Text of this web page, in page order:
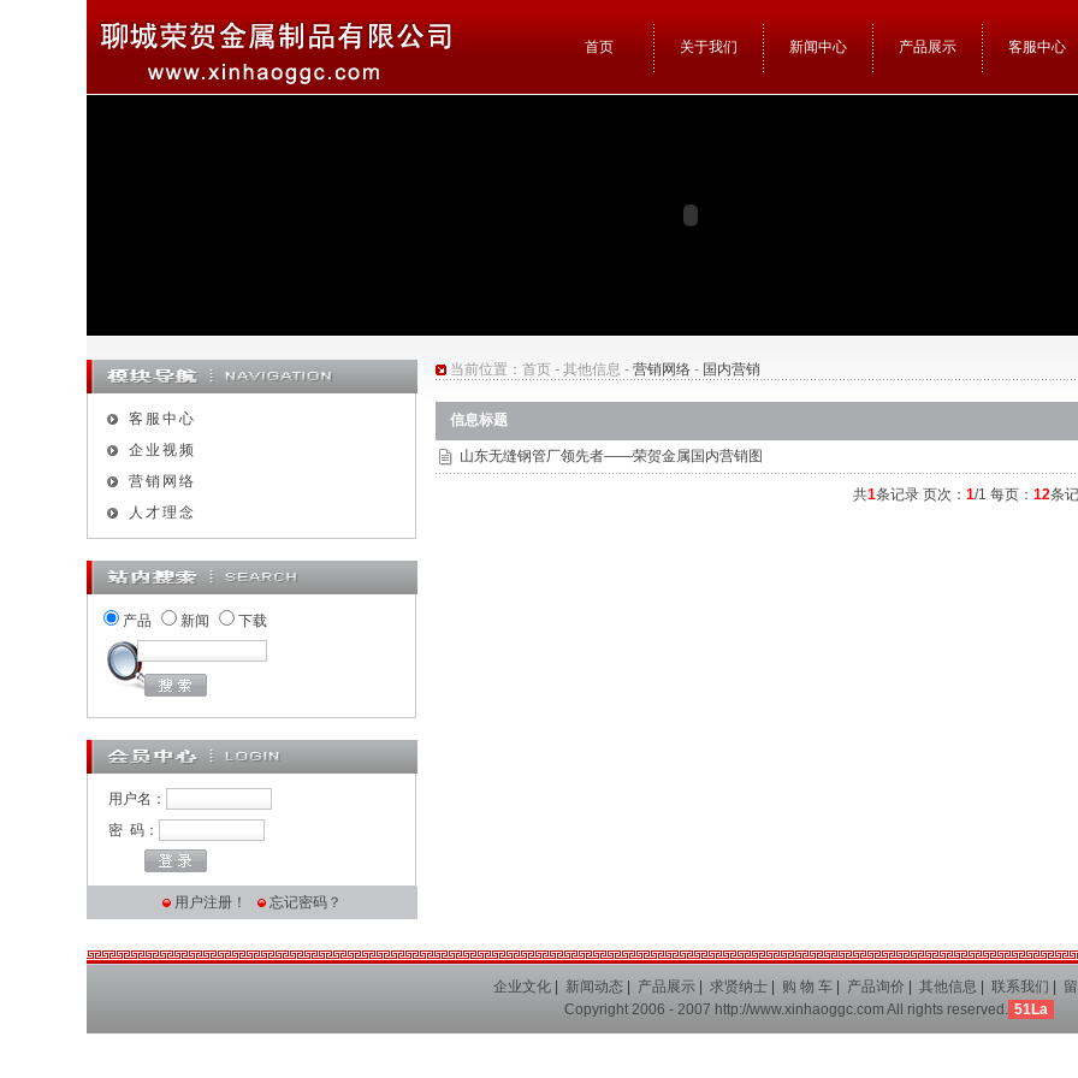
首页 关于我们 新闻中心 产品展示 客服中心
客服中心
企业视频
营销网络
人才理念
产品 新闻 下载
用户名：
密 码：
用户注册！ 忘记密码？
当前位置： 首页 - 其他信息 - 营销网络 - 国内营销
信息标题
山东无缝钢管厂领先者——荣贺金属国内营销图
共1条记录 页次： 1/1 每页： 12条
企业文化| 新闻动态 产品展示| 求贤纳士| 购 物 车| 产品询价 其他信息 联系我们
Copyright 2006 - 2007 http://www.xinhaoggc.comAll rights reserved. 51La